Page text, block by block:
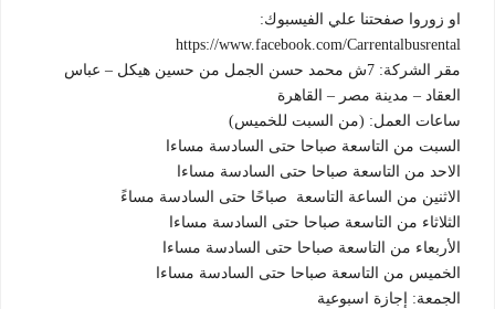
او زوروا صفحتنا علي الفيسبوك:
https://www.facebook.com/Carrentalbusrental
مقر الشركة: 7ش محمد حسن الجمل من حسين هيكل – عباس
العقاد – مدينة مصر – القاهرة
ساعات العمل: (من السبت للخميس)
السبت من التاسعة صباحا حتى السادسة مساءا
الاحد من التاسعة صباحا حتى السادسة مساءا
الاثنين من الساعة التاسعة صباحًا حتى السادسة مساءً
الثلاثاء من التاسعة صباحا حتى السادسة مساءا
الأربعاء من التاسعة صباحا حتى السادسة مساءا
الخميس من التاسعة صباحا حتى السادسة مساءا
الجمعة: إجازة اسبوعية